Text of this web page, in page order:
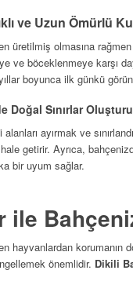
ve Uzun Ömürlü
üretilmiş olmasına
ve böceklenmeye karşı
boyunca ilk günkü
Doğal Sınırlar
ayırmak ve
getirir. Ayrıca,
bir uyum sağlar.
ile
hayvanlardan korumanın
önemlidir. Dikili